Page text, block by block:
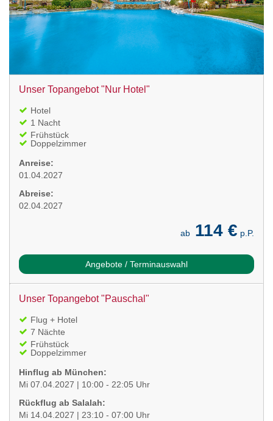
Unser Topangebot "Nur Hotel"
Hotel
1 Nacht
Frühstück
Doppelzimmer
Anreise:
01.04.2027
Abreise:
02.04.2027
ab 114 € p.P.
Angebote / Terminauswahl
Unser Topangebot "Pauschal"
Flug + Hotel
7 Nächte
Frühstück
Doppelzimmer
Hinflug ab München:
Mi 07.04.2027 | 10:00 - 22:05 Uhr
Rückflug ab Salalah:
Mi 14.04.2027 | 23:10 - 07:00 Uhr